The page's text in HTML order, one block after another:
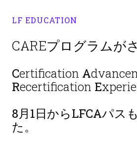
LF EDUCATION
CAREプログラムが
Certification A
Recertification E
8月1日からLFCAパス
た。